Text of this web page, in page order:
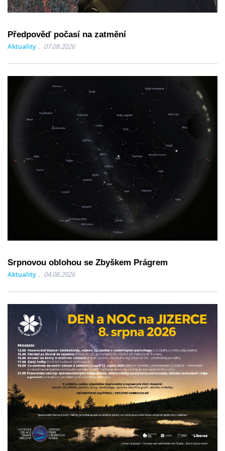
Předpověď počasí na zatmění
Aktuality 07.08.2026
Srpnovou oblohou se Zbyškem Prágrem
Aktuality 04.08.2026